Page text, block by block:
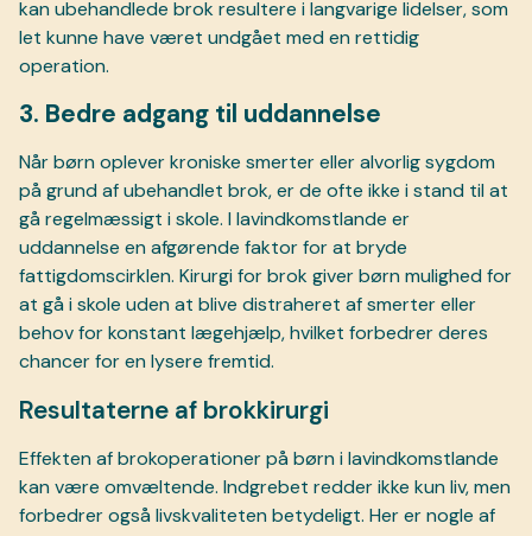
kan ubehandlede brok resultere i langvarige lidelser, som
let kunne have været undgået med en rettidig
operation.
3. Bedre adgang til uddannelse
Når børn oplever kroniske smerter eller alvorlig sygdom
på grund af ubehandlet brok, er de ofte ikke i stand til at
gå regelmæssigt i skole. I lavindkomstlande er
uddannelse en afgørende faktor for at bryde
fattigdomscirklen. Kirurgi for brok giver børn mulighed for
at gå i skole uden at blive distraheret af smerter eller
behov for konstant lægehjælp, hvilket forbedrer deres
chancer for en lysere fremtid.
Resultaterne af brokkirurgi
Effekten af brokoperationer på børn i lavindkomstlande
kan være omvæltende. Indgrebet redder ikke kun liv, men
forbedrer også livskvaliteten betydeligt. Her er nogle af